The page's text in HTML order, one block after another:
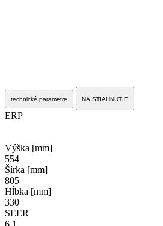
technické parametre NA STIAHNUTIE
ERP
Výška [mm]
554
Šírka [mm]
805
Hĺbka [mm]
330
SEER
6,1